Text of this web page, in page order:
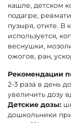
кашле, детском
подагре,
пузыря, отите. В
используется,
веснушки,
ожогов, ран,
Рекомендации
2-3 раза в день
увеличить дозу
Детские дозы:
дошкольники